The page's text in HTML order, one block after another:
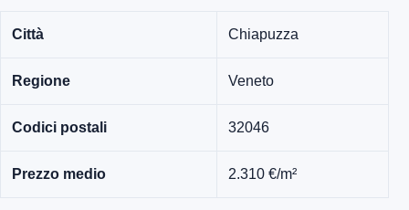
Città Chiapuzza
Regione Veneto
Codici postali 32046
Prezzo medio 2.310 €/m²